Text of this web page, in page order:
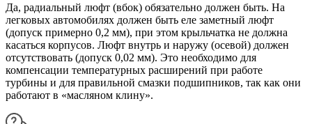
Да, радиальный люфт (вбок) обязательно должен быть. На
легковых автомобилях должен быть еле заметный люфт
(допуск примерно 0,2 мм), при этом крыльчатка не должна
касаться корпусов. Люфт внутрь и наружу (осевой) должен
отсутствовать (допуск 0,02 мм). Это необходимо для
компенсации температурных расширений при работе
турбины и для правильной смазки подшипников, так как они
работают в «масляном клину».